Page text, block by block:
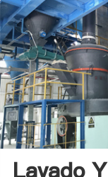
Lavado Y